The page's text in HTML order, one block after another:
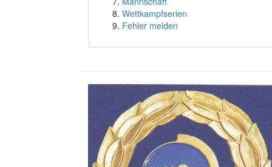
Wettkampfserien
Fehler melden